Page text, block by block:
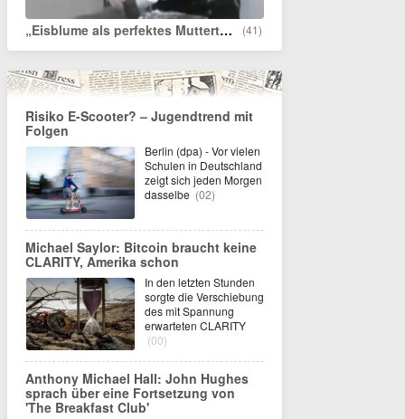
„Eisblume als perfektes Muttertagsgeschenk“ (41)
Risiko E-Scooter? – Jugendtrend mit
Folgen
Berlin (dpa) - Vor vielen
Schulen in Deutschland
zeigt sich jeden Morgen
dasselbe (02)
Michael Saylor: Bitcoin braucht keine
CLARITY, Amerika schon
In den letzten Stunden
sorgte die Verschiebung
des mit Spannung
erwarteten CLARITY
(00)
Anthony Michael Hall: John Hughes
sprach über eine Fortsetzung von
'The Breakfast Club'